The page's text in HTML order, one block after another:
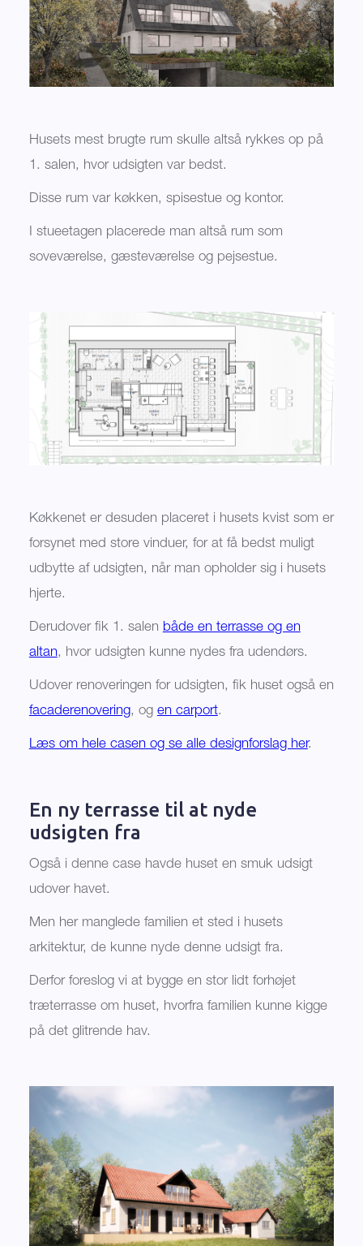
Husets mest brugte rum skulle altså rykkes op på
1. salen, hvor udsigten var bedst.
Disse rum var køkken, spisestue og kontor.
I stueetagen placerede man altså rum som
soveværelse, gæsteværelse og pejsestue.
Køkkenet er desuden placeret i husets kvist som er
forsynet med store vinduer, for at få bedst muligt
udbytte af udsigten, når man opholder sig i husets
hjerte.
Derudover fik 1. salen både en terrasse og en
altan, hvor udsigten kunne nydes fra udendørs.
Udover renoveringen for udsigten, fik huset også en
facaderenovering, og en carport.
Læs om hele casen og se alle designforslag her.
En ny terrasse til at nyde
udsigten fra
Også i denne case havde huset en smuk udsigt
udover havet.
Men her manglede familien et sted i husets
arkitektur, de kunne nyde denne udsigt fra.
Derfor foreslog vi at bygge en stor lidt forhøjet
træterrasse om huset, hvorfra familien kunne kigge
på det glitrende hav.